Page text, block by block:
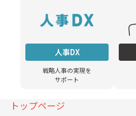
人事DX
戦略人事の実現を
サポート
トップページ
コロナ禍によるリモートワーク
近年のリモートワークの増加に
ルヘルスへの影響が懸念されて
して、孤独感やストレス、運動
どがあり、これらは生産性の低
実際には企業側が対策やフォ